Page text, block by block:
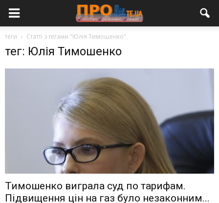
теги Статті з тегами "Юлія Тимошенко"
тег: Юлія Тимошенко
Тимошенко виграла суд по тарифам.
Підвищення цін на газ було незаконним...